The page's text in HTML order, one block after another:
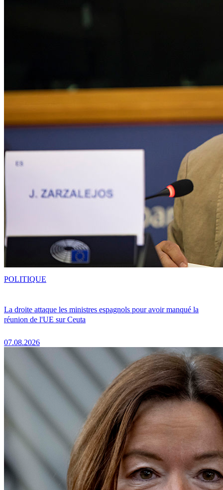
La droite attaque les ministres espagnols pour avoir manqué la
réunion de l'UE sur Ceuta
07.08.2026
POLITIQUE